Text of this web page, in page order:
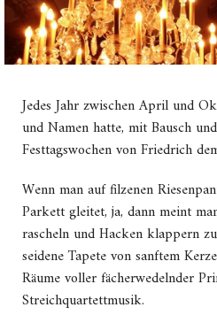
Jedes Jahr zwischen April und
und Namen hatte, mit Bausch
Festtagswochen von Friedrich
Wenn man auf filzenen
Parkett gleitet, ja, dann meint
rascheln und Hacken klappern
seidene Tapete von sanftem
Räume voller fächerwedelnder
Streichquartettmusik.